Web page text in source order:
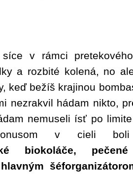
v rámci
a rozbité kolená, no
keď bežíš krajinou
nezrakvil hádam nikto,
nemuseli ísť po
v cieli
biokoláče,